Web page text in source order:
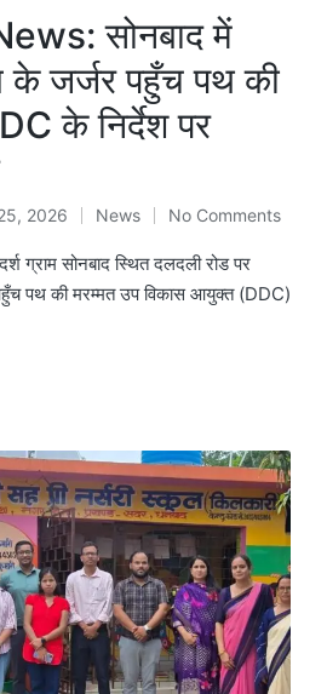
सोनबाद में
के जर्जर पहुँच पथ की
के निर्देश पर
2026
Posted
in
News No Comments
ग्राम सोनबाद स्थित दलदली रोड पर
पथ की मरम्मत उप विकास आयुक्त (DDC)